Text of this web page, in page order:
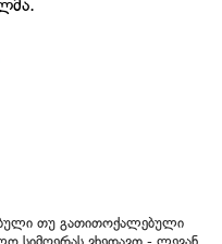
თუ გათითოქალებული